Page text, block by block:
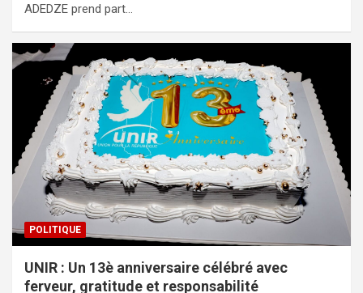
ADEDZE prend part…
POLITIQUE
UNIR : Un 13è anniversaire célébré avec
ferveur, gratitude et responsabilité